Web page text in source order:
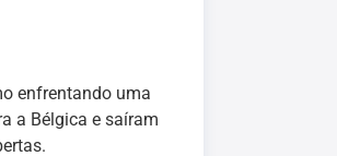
enfrentando uma
a Bélgica e saíram